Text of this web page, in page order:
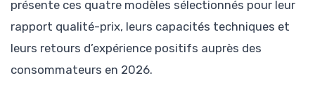
présente ces quatre modèles sélectionnés pour leur
rapport qualité-prix, leurs capacités techniques et
leurs retours d’expérience positifs auprès des
consommateurs en 2026.